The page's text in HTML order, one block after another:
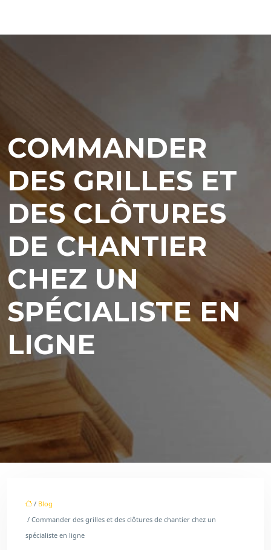
COMMANDER
DES GRILLES ET
DES CLÔTURES
DE CHANTIER
CHEZ UN
SPÉCIALISTE EN
LIGNE
/ Blog
/ Commander des grilles et des clôtures de chantier chez un
spécialiste en ligne